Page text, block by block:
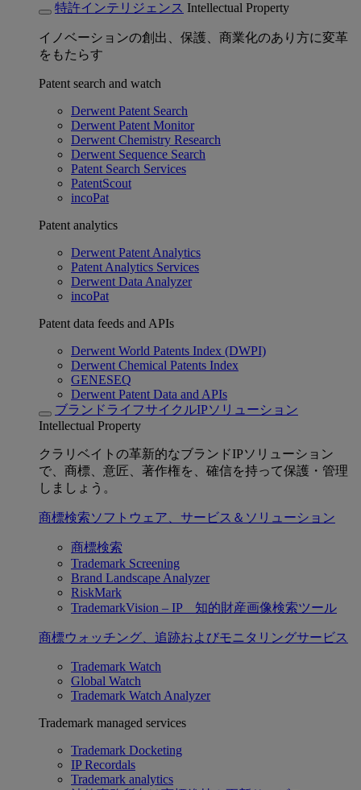
特許インテリジェンス Intellectual Property
イノベーションの創出、保護、商業化のあり方に変革
をもたらす
Patent search and watch
Derwent Patent Search
Derwent Patent Monitor
Derwent Chemistry Research
Derwent Sequence Search
Patent Search Services
PatentScout
incoPat
Patent analytics
Derwent Patent Analytics
Patent Analytics Services
Derwent Data Analyzer
incoPat
Patent data feeds and APIs
Derwent World Patents Index (DWPI)
Derwent Chemical Patents Index
GENESEQ
Derwent Patent Data and APIs
ブランドライフサイクルIPソリューション
Intellectual Property
クラリベイトの革新的なブランドIPソリューション
で、商標、意匠、著作権を、確信を持って保護・管理
しましょう。
商標検索ソフトウェア、サービス＆ソリューション
商標検索
Trademark Screening
Brand Landscape Analyzer
RiskMark
TrademarkVision – IP 知的財産画像検索ツール
商標ウォッチング、追跡およびモニタリングサービス
Trademark Watch
Global Watch
Trademark Watch Analyzer
Trademark managed services
Trademark Docketing
IP Recordals
Trademark analytics